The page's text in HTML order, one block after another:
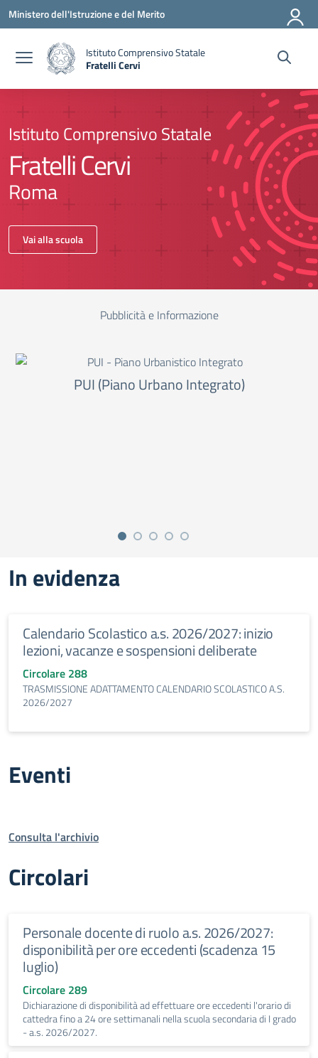
Vai ai contenuti
Vai al menu di navigazione
Vai al footer
Ministero dell'Istruzione e del Merito
Istituto Comprensivo Statale
Fratelli Cervi
Istituto Comprensivo Statale
Fratelli Cervi
Roma
Vai alla scuola
Pubblicità e Informazione
PUI (Piano Urbano Integrato)
In evidenza
Calendario Scolastico a.s. 2026/2027: inizio
lezioni, vacanze e sospensioni deliberate
Circolare 288
TRASMISSIONE ADATTAMENTO CALENDARIO SCOLASTICO A.S.
2026/2027
Eventi
Consulta l'archivio
Circolari
Personale docente di ruolo a.s. 2026/2027:
disponibilità per ore eccedenti (scadenza 15
luglio)
Circolare 289
Dichiarazione di disponibilità ad effettuare ore eccedenti l'orario di
cattedra fino a 24 ore settimanali nella scuola secondaria di I grado
- a.s. 2026/2027.